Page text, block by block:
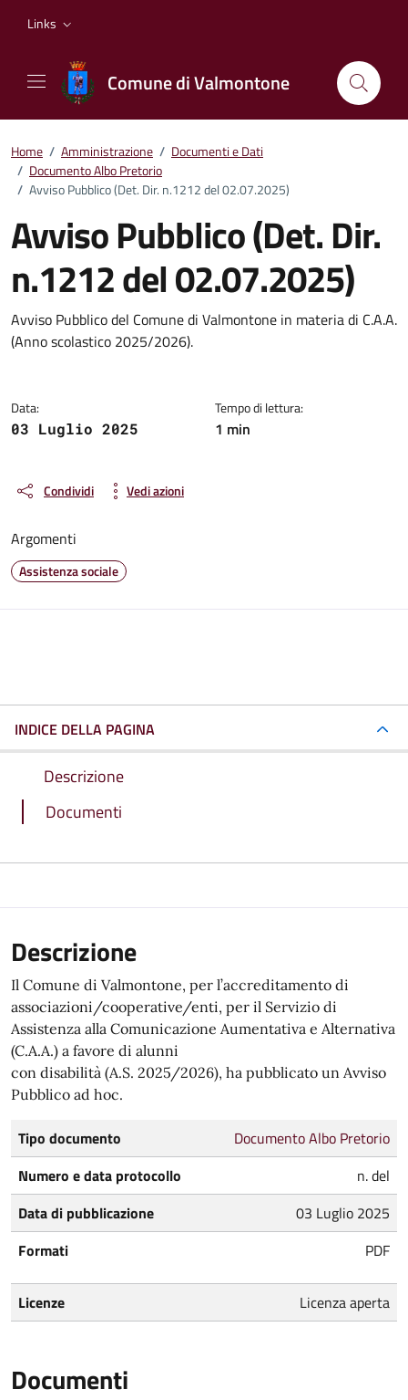
Links
Comune di Valmontone
Home / Amministrazione / Documenti e Dati
/ Documento Albo Pretorio
/ Avviso Pubblico (Det. Dir. n.1212 del 02.07.2025)
Avviso Pubblico (Det. Dir.
n.1212 del 02.07.2025)
Dettagli del documento
Avviso Pubblico del Comune di Valmontone in materia di C.A.A.
(Anno scolastico 2025/2026).
Data:
03 Luglio 2025
Tempo di lettura:
1 min
Condividi Vedi azioni
Argomenti
Assistenza sociale
INDICE DELLA PAGINA
Descrizione
Documenti
Descrizione
Il Comune di Valmontone, per l’accreditamento di
associazioni/cooperative/enti, per il Servizio di
Assistenza alla Comunicazione Aumentativa e Alternativa
(C.A.A.) a favore di alunni
con disabilità (A.S. 2025/2026), ha pubblicato un Avviso
Pubblico ad hoc.
Tipo documento
Documento Albo Pretorio
Numero e data protocollo
n. del
Data di pubblicazione
03 Luglio 2025
Formati
PDF
Licenze Licenza aperta
Documenti